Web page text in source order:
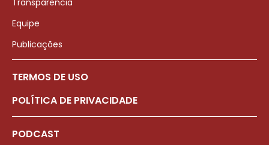
Transparência
Equipe
Publicações
TERMOS DE USO
POLÍTICA DE PRIVACIDADE
PODCAST